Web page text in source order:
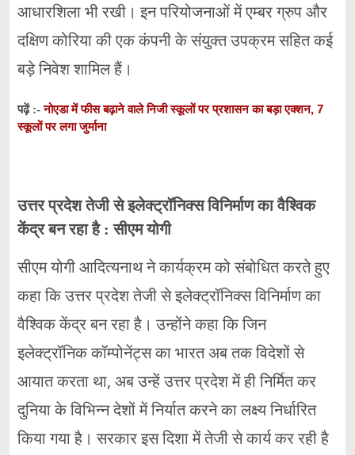
आधारशिला भी रखी। इन परियोजनाओं में एम्बर ग्रुप और
दक्षिण कोरिया की एक कंपनी के संयुक्त उपक्रम सहित कई
बड़े निवेश शामिल हैं।
पढ़ें :-नोएडा में फीस बढ़ाने वाले निजी स्कूलों पर प्रशासन का बड़ा एक्शन, 7
स्कूलों पर लगा जुर्माना
उत्तर प्रदेश तेजी से इलेक्ट्रॉनिक्स विनिर्माण का वैश्विक
केंद्र बन रहा है : सीएम योगी
सीएम योगी आदित्यनाथ ने कार्यक्रम को संबोधित करते हुए
कहा कि उत्तर प्रदेश तेजी से इलेक्ट्रॉनिक्स विनिर्माण का
वैश्विक केंद्र बन रहा है। उन्होंने कहा कि जिन
इलेक्ट्रॉनिक कॉम्पोनेंट्स का भारत अब तक विदेशों से
आयात करता था, अब उन्हें उत्तर प्रदेश में ही निर्मित कर
दुनिया के विभिन्न देशों में निर्यात करने का लक्ष्य निर्धारित
किया गया है। सरकार इस दिशा में तेजी से कार्य कर रही है